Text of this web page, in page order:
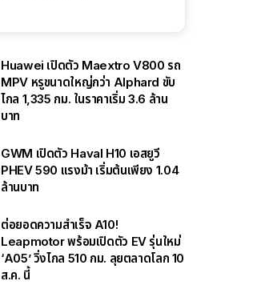
Huawei เปิดตัว Maextro V800 รถ
MPV หรูขนาดใหญ่กว่า Alphard ขับ
ไกล 1,335 กม. ในราคาเริ่ม 3.6 ล้าน
บาท
GWM เปิดตัว Haval H10 เอสยูวี
PHEV 590 แรงม้า เริ่มต้นเพียง 1.04
ล้านบาท
ต่อยอดความสำเร็จ A10!
Leapmotor พร้อมเปิดตัว EV รุ่นใหม่
‘A05’ วิ่งไกล 510 กม. ลุยตลาดโลก 10
ส.ค. นี้